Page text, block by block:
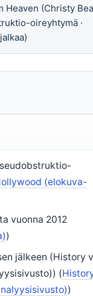
Heaven (Christy
oireyhtymä ·
(elokuva-
vuonna 2012
)
jälkeen (History
(
)